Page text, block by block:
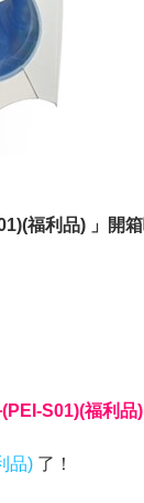
福利品) 」開箱
S01)(福利品)
品) 了！